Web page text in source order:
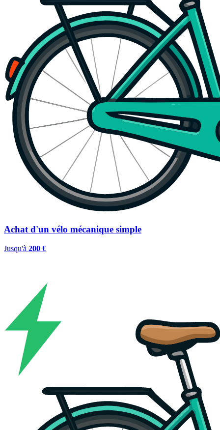
Achat d'un vélo mécanique simple
Jusqu'à 200 €